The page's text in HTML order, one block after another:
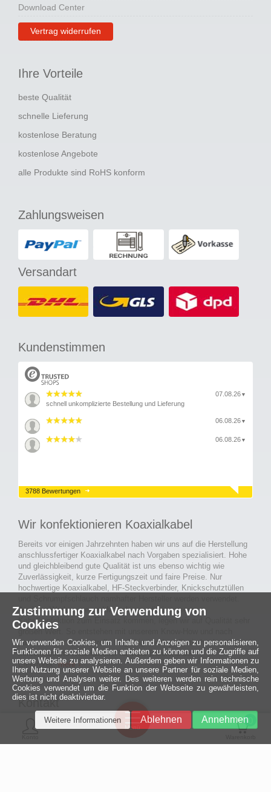
Download Center
Vertrag widerrufen
Ihre Vorteile
beste Qualität
schnelle Lieferung
kostenlose Beratung
kostenlose Angebote
alle Produkte sind RoHS konform
Zahlungsweisen
Versandart
Kundenstimmen
07.08.26 ▼
schnell unkomplizierte Bestellung und Lieferung
06.08.26 ▼
06.08.26 ▼
3788 Bewertungen
Wir konfektionieren Koaxialkabel
Bereits vor einigen Jahrzehnten haben wir uns auf die Herstellung
anschlussfertiger Koaxialkabel nach Vorgaben spezialisiert. Hohe
und gleichbleibend gute Qualität ist uns ebenso wichtig wie
Zuverlässigkeit, kurze Fertigungszeit und faire Preise. Nur
hochwertige Koaxialkabel, HF-Steckverbinder, Knickschutztüllen
Auch an Werkzeuge und Maschinen, die in unserer
Kabelkonfektion zum Einsatz kommen, legen wir auf Qualität sehr
großen Wert. So entstehen mit unserem Know-How und nach
passieren der Endkontrolle langlebige und qualitativ hochwertige
konfektionierte Koaxialkabel für viele Bereiche der
Elektronik.mehr ›
Kontakt
MCE Mauritz Electronics
0
Menü
Ein halbes
Jahrhundert
technologische
Zustimmung zur Verwendung von
Cookies
Wir verwenden Cookies, um Inhalte und Anzeigen zu personalisieren,
Funktionen für soziale Medien anbieten zu können und die Zugriffe auf
unsere Website zu analysieren. Außerdem geben wir Informationen zu
Ihrer Nutzung unserer Website an unsere Partner für soziale Medien,
Werbung und Analysen weiter. Des weiteren werden rein technische
Cookies verwendet um die Funktion der Webseite zu gewährleisten,
dies ist nicht deaktivierbar.
Annehmen
Ablehnen
Weitere Informationen